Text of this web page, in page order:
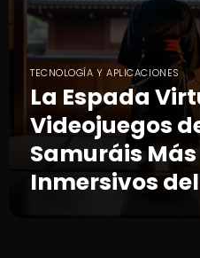
TECNOLOGÍA Y APLICACIONES
La Espada
Videojuegos
Samuráis Más
Inmersivos